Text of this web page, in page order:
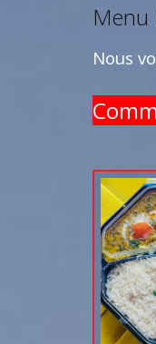
Menu
Nous